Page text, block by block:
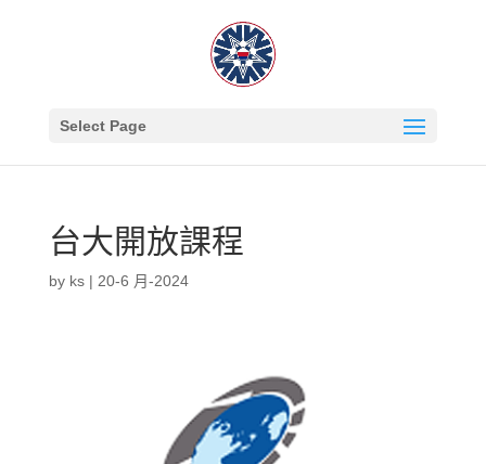
Select Page
台大開放課程
by ks| 20-6 月-2024